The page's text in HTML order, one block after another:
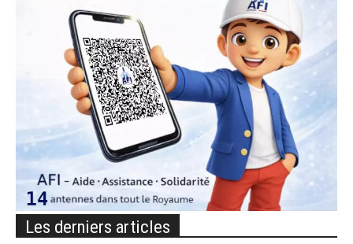
Les derniers articles